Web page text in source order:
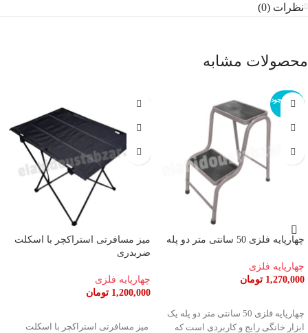
نظرات (0)
محصولات مشابه
اتمام موجود
چهارپایه فلزی 50 سانتی متر دو پله
چهارپایه فلزی
1,270,000 تومان
چهارپایه فلزی 50 سانتی متر دو پله یک
ابزار خانگی رایج و کاربردی است که
میز مسافرتی استراکچر با اسکلت
ضربدری
چهارپایه فلزی
1,200,000 تومان
میز مسافرتی استراکچر با اسکلت